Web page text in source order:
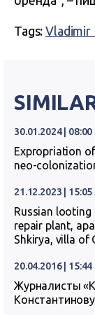
Tags:Vladimir
30.01.2024 | 08:00
Expropriation
neo-
21.12.2023 | 15:05
Russian looting
repair plant,
Shkirya, villa of
20.04.2016 | 15:44
Журналисты
Константинову